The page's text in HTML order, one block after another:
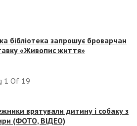
бібліотека запрошує броварчан
«Живопис життя»
1 Of 19
врятували дитину і собаку з
(ФОТО, ВІДЕО)